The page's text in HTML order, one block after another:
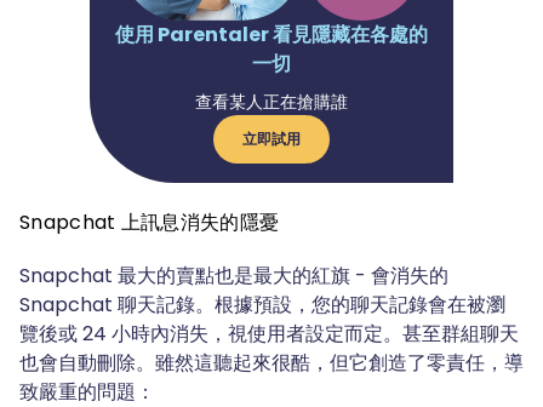
使用 Parentaler 看見隱藏在各處的
一切
查看某人正在搶購誰
立即試用
Snapchat 上訊息消失的隱憂
Snapchat 最大的賣點也是最大的紅旗 - 會消失的
Snapchat 聊天記錄。根據預設，您的聊天記錄會在被瀏
覽後或 24 小時內消失，視使用者設定而定。甚至群組聊天
也會自動刪除。雖然這聽起來很酷，但它創造了零責任，導
致嚴重的問題：